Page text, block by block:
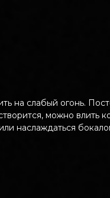
на слабый огонь.
можно влить
наслаждаться